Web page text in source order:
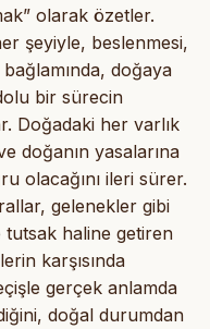
olarak özetler.
şeyiyle, beslenmesi,
doğaya
bir sürecin
Doğadaki her varlık
doğanın yasalarına
olacağını ileri sürer.
gelenekler gibi
tutsak haline getiren
karşısında
gerçek anlamda
doğal durumdan